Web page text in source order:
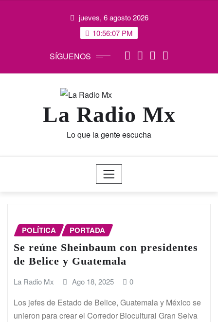
jueves, 6 agosto 2026
10:56:07 PM
SÍGUENOS
La Radio Mx
Lo que la gente escucha
POLÍTICA PORTADA
Se reúne Sheinbaum con presidentes
de Belice y Guatemala
La Radio Mx Ago 18, 2025 0
Los jefes de Estado de Belice, Guatemala y México se
unieron para crear el Corredor Biocultural Gran Selva